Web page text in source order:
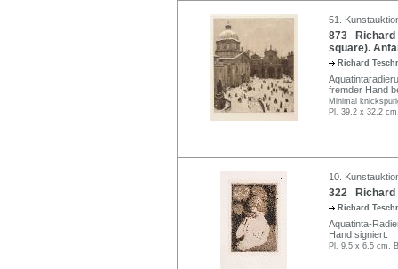
51.
873 Richard
square).
Richard
fremder Hand
Minimal
Pl. 39,2 x 32,2
10.
322 Richard
Richard
Aquatinta-
Hand signiert.
Pl. 9,5 x 6,5 cm,